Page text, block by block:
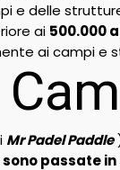
e delle
ai 500.000
ai campi e
Mr Padel Paddle
sono passate